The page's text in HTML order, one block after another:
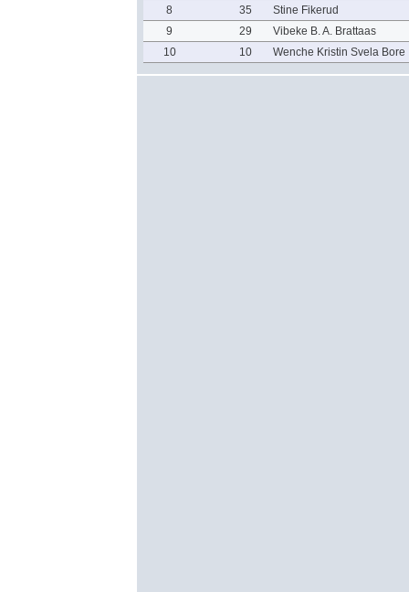
8
35
Stine Fikerud
9
29
Vibeke B. A. Brattaas
10
10 Wenche Kristin Svela Bore